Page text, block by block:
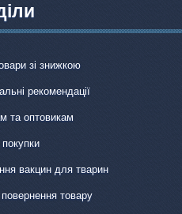
зі знижкою
рекомендації
та оптовикам
покупки
вакцин для тварин
товару